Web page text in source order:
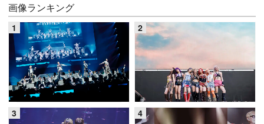
画像ランキング